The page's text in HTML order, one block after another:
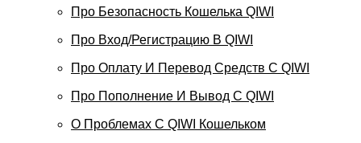
Про Безопасность Кошелька QIWI
Про Вход/регистрацию В QIWI
Про Оплату И Перевод Средств C QIWI
Про Пополнение И Вывод С QIWI
О Проблемах С QIWI Кошельком